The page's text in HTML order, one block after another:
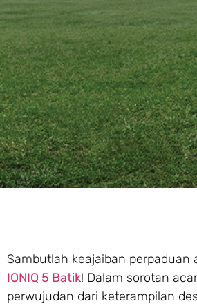
Sambutlah keajaiban
IONIQ 5 Batik! Dalam sorotan
perwujudan dari keterampilan